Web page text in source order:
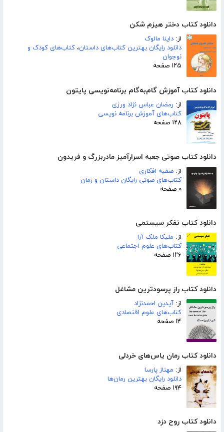
دانلود کتاب دختر هیزم شکن
از: داینا مالوک
دانلود رایگان بهترین کتاب‌های داستان، کتاب‌های کودک و
نوجوان
۱۲۵ صفحه
دانلود کتاب آموزش گام‌به‌گام برنامه‌نویسی پایتون
از: رمضان عباس نژاد ورزی
کتاب‌های آموزش برنامه نویسی
۱۲۸ صفحه
دانلود کتاب صوتی جعبه اسرارآمیز مادربزرگ و فریدون
از: صفیه افکاری
کتاب‌های صوتی رایگان داستان و رمان
۰ صفحه
دانلود کتاب تفکر سیستمی
از: ملیکا ملک آرا
کتاب‌های علوم اجتماعی
۱۲۶ صفحه
دانلود کتاب راز پرسودترین مشاغل
از: آیدین احمدنژاد
کتاب‌های علوم اقتصادی
۱۴ صفحه
دانلود کتاب رمان یاس‌های خردلی
از: مهناز پارسا
دانلود رایگان بهترین رمان‌ها
۱۹۴ صفحه
دانلود کتاب روح دزد